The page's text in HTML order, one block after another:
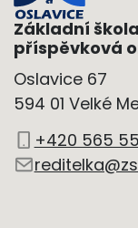
Základní
příspěvková
Oslavice 67
594 01 Velké
+420 565